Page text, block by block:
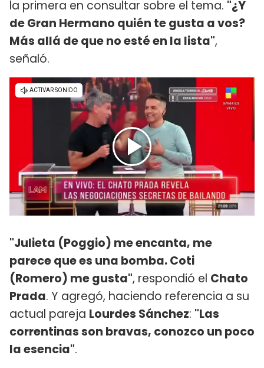
la primera en consultar sobre el tema. "¿Y
de Gran Hermano quién te gusta a vos?
Más allá de que no esté en la lista",
señaló.
"Julieta (Poggio) me encanta, me
parece que es una bomba. Coti
(Romero) me gusta", respondió el Chato
Prada. Y agregó, haciendo referencia a su
actual pareja Lourdes Sánchez: "Las
correntinas son bravas, conozco un poco
la esencia".